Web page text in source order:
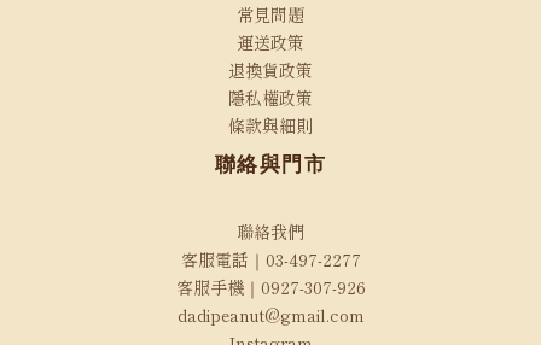
常見問題
運送政策
退換貨政策
隱私權政策
條款與細則
聯絡與門市
聯絡我們
客服電話｜03-497-2277
客服手機｜0927-307-926
dadipeanut@gmail.com